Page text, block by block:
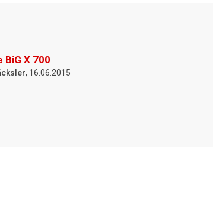
BiG X 700
, 16.06.2015